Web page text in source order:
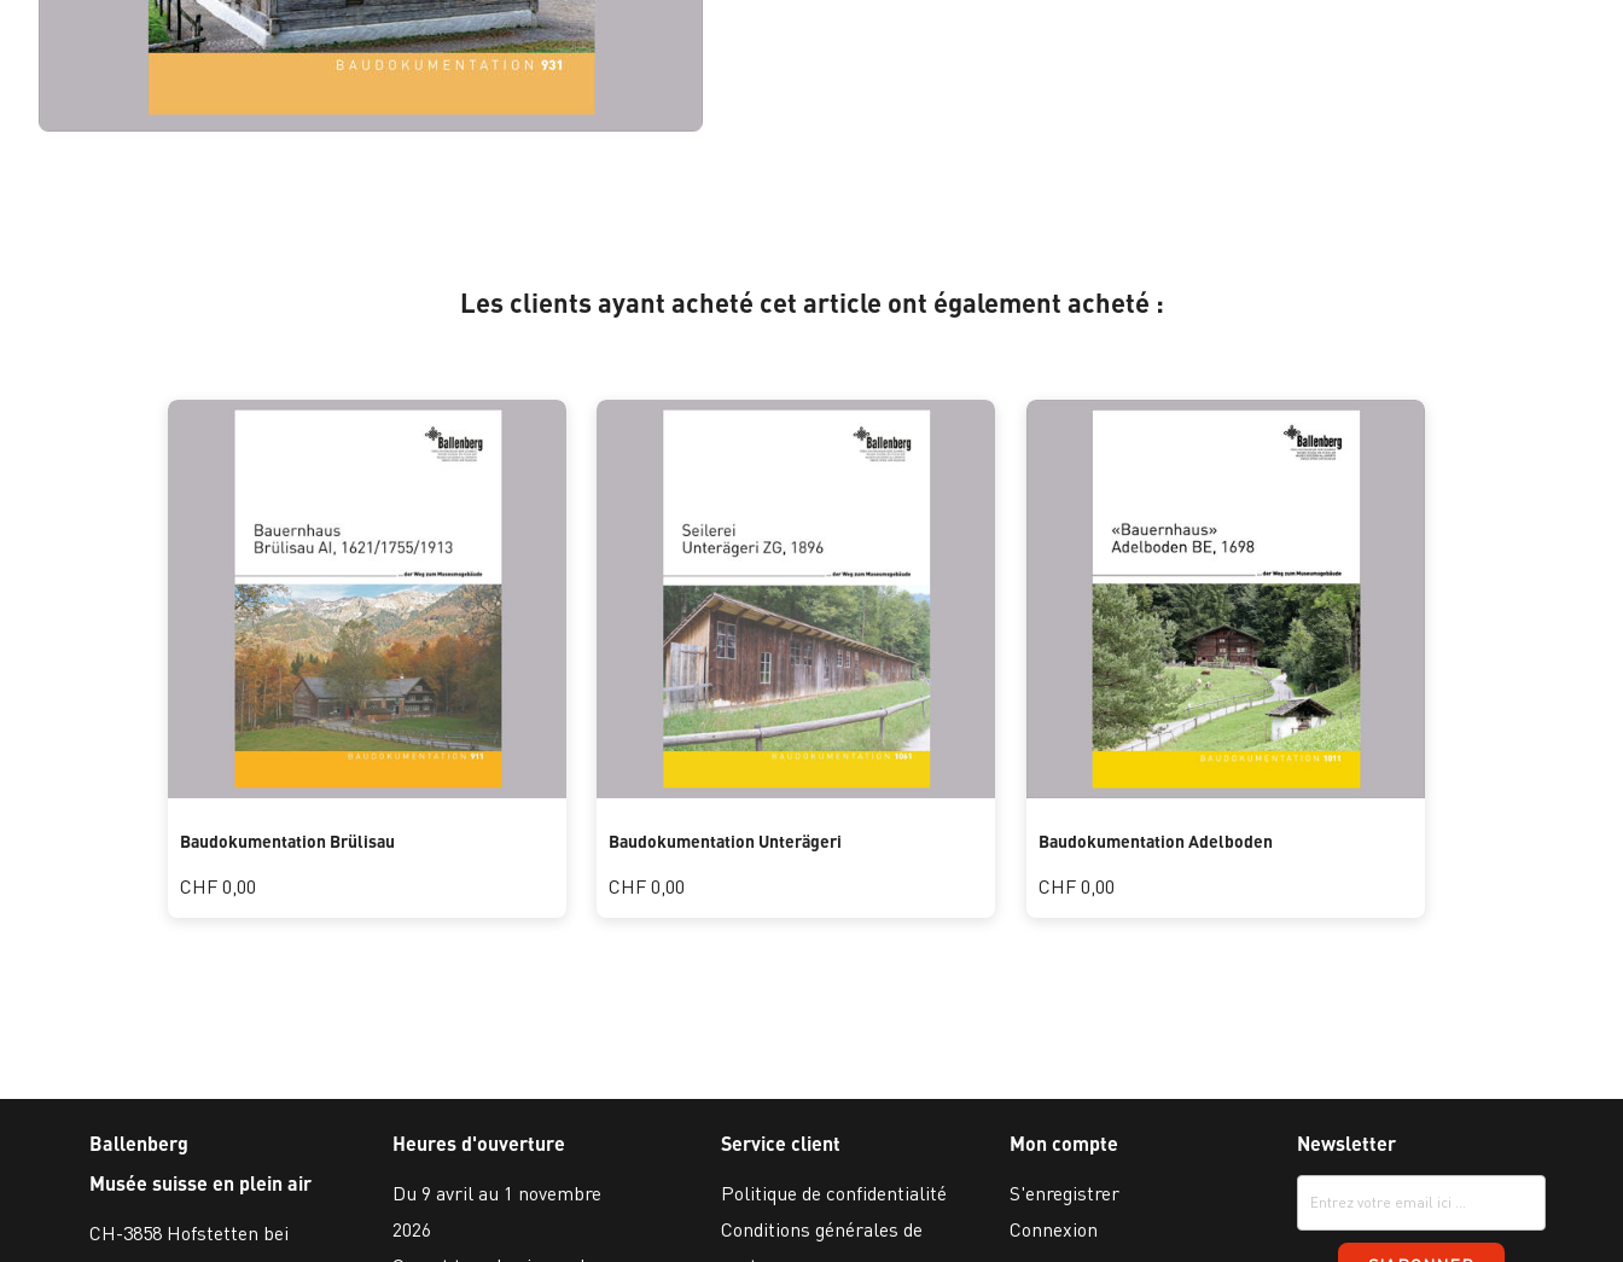
Les clients ayant acheté cet article ont également acheté :
Baudokumentation Brülisau
CHF 0,00
Baudokumentation Unterägeri
CHF 0,00
Baudokumentation Adelboden
CHF 0,00
Ballenberg
Musée suisse en plein air
CH-3858 Hofstetten bei
Heures d'ouverture
Du 9 avril au 1 novembre
2026
Service client
Politique de confidentialité
Conditions générales de
Mon compte
S'enregistrer
Connexion
Newsletter